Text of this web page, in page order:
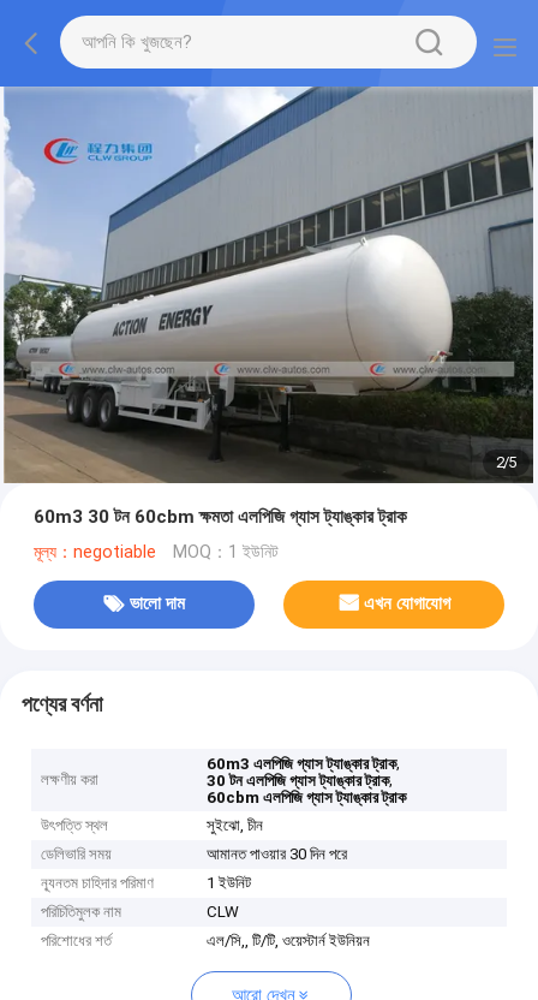
2/5
60m3 30 টন 60cbm ক্ষমতা এলপিজি গ্যাস ট্যাঙ্কার ট্রাক
মূল্য：negotiable MOQ：1 ইউনিট
ভালো দাম এখন যোগাযোগ
পণ্যের বর্ণনা
লক্ষণীয় করা
60m3 এলপিজি গ্যাস ট্যাঙ্কার ট্রাক,
30 টন এলপিজি গ্যাস ট্যাঙ্কার ট্রাক,
60cbm এলপিজি গ্যাস ট্যাঙ্কার ট্রাক
উৎপত্তি স্থল
সুইঝো, চীন
ডেলিভারি সময়
আমানত পাওয়ার 30 দিন পরে
ন্যূনতম চাহিদার পরিমাণ
1 ইউনিট
পরিচিতিমুলক নাম
CLW
পরিশোধের শর্ত
এল/সি,, টি/টি, ওয়েস্টার্ন ইউনিয়ন
আরো দেখুন